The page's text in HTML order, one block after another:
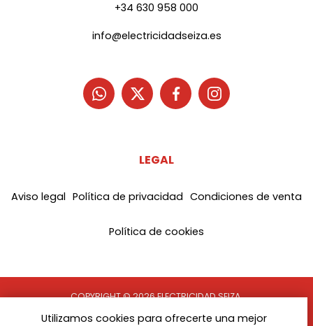
Utilizamos cookies para ofrecerte una mejor
+34 630 958 000
info@electricidadseiza.es
LEGAL
Aviso legal Política de privacidad Condiciones de venta
Política de cookies
COPYRIGHT © 2026 ELECTRICIDAD SEIZA.